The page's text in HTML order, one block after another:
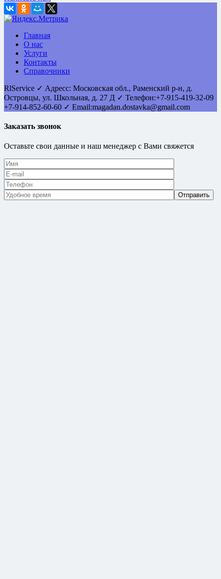
Главная
О нас
Услуги
Контакты
Справочники
RlService ✓ Адресс: Московская обл., Раменский р-н, д.
Островцы, ул. Школьная, д. 27 Д ✓ Телефон:+7-915-419-32-09
+7-914-852-60-60 ✓ Email:magadan.dostavka@gmail.com
Заказать звонок
Оставьте свои данные и наш менеджер с Вами свяжется